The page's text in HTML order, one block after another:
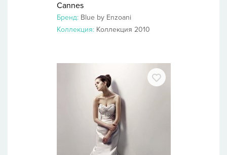
Cannes
Бренд: Blue by Enzoani
Коллекция: Коллекция 2010